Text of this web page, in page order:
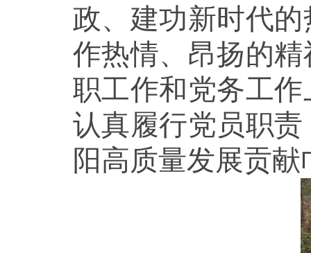
政、建功新时代
作热情、昂扬的
职工作和党务工
认真履行党员职
阳高质量发展贡献